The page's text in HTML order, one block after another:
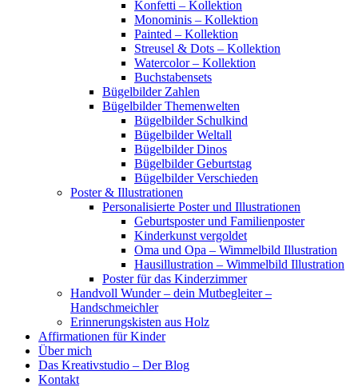
Konfetti – Kollektion
Monominis – Kollektion
Painted – Kollektion
Streusel & Dots – Kollektion
Watercolor – Kollektion
Buchstabensets
Bügelbilder Zahlen
Bügelbilder Themenwelten
Bügelbilder Schulkind
Bügelbilder Weltall
Bügelbilder Dinos
Bügelbilder Geburtstag
Bügelbilder Verschieden
Poster & Illustrationen
Personalisierte Poster und Illustrationen
Geburtsposter und Familienposter
Kinderkunst vergoldet
Oma und Opa – Wimmelbild Illustration
Hausillustration – Wimmelbild Illustration
Poster für das Kinderzimmer
Handvoll Wunder – dein Mutbegleiter –
Handschmeichler
Erinnerungskisten aus Holz
Affirmationen für Kinder
Über mich
Das Kreativstudio – Der Blog
Kontakt